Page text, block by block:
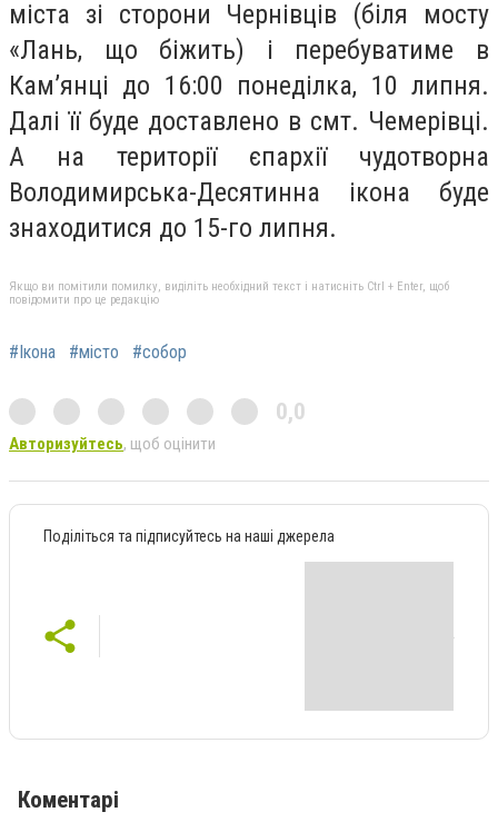
міста зі сторони Чернівців (біля мосту
«Лань, що біжить) і перебуватиме в
Кам’янці до 16:00 понеділка, 10 липня.
Далі її буде доставлено в смт. Чемерівці.
А на території єпархії чудотворна
Володимирська-Десятинна ікона буде
знаходитися до 15-го липня.
Якщо ви помітили помилку, виділіть необхідний текст і натисніть Ctrl + Enter, щоб
повідомити про це редакцію
#Ікона #місто #собор
0,0
Авторизуйтесь, щоб оцінити
Поділіться та підписуйтесь на наші джерела
Коментарі